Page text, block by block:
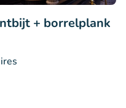
+ borrelplank